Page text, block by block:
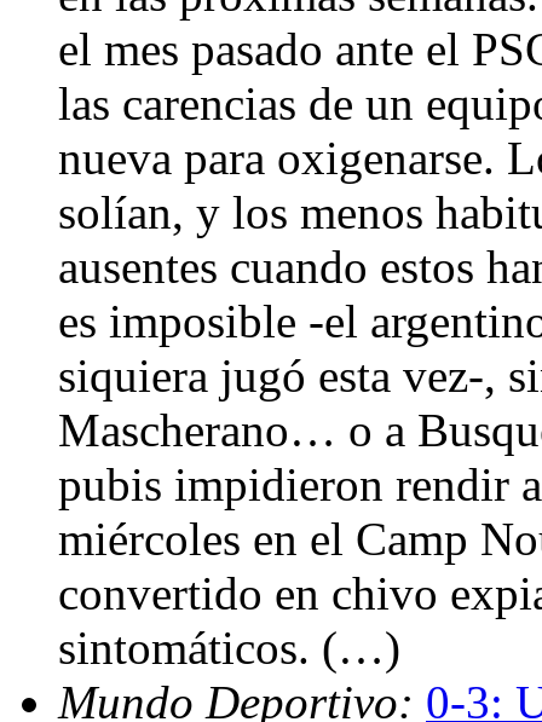
el mes pasado ante el
las carencias de un
nueva para oxigenarse.
solían, y los menos
ausentes cuando estos
es imposible -el
siquiera jugó esta vez-,
Mascherano… o a
pubis impidieron rendir
miércoles en el Camp
convertido en chivo
sintomáticos. (…)
Mundo Deportivo: 0-3: